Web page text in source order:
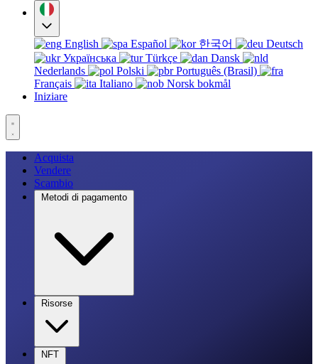
English Español 한국어
Deutsch
Українська
Türkçe
Dansk
Nederlands
Polski
Português (Brasil)
Français
Italiano
Norsk bokmål
Iniziare
Acquista
Vendere
Scambio
Metodi di pagamento
Risorse
NFT